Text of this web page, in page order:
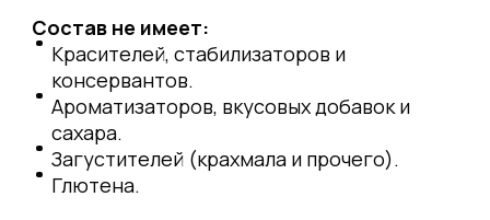
Состав не имеет:
Красителей, стабилизаторов и
консервантов.
Ароматизаторов, вкусовых добавок и
сахара.
Загустителей (крахмала и прочего).
Глютена.